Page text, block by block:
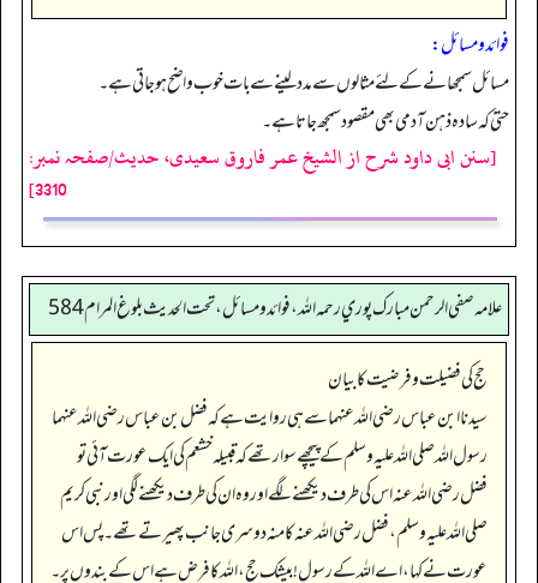
فوائد ومسائل:
مسائل سمجھانے کےلئے مثالوں سے مدد لینے سے بات خوب واضح ہوجاتی ہے۔
حتیٰ کہ سادہ ذہن آدمی بھی مقصود سمجھ جاتا ہے۔
[سنن ابی داود شرح از الشیخ عمر فاروق سعیدی، حدیث/صفحہ نمبر:
3310]
علامه صفي الرحمن مبارك پوري رحمه الله، فوائد و مسائل، تحت الحديث بلوغ المرام 584
حج کی فضیلت و فرضیت کا بیان
سیدنا ابن عباس رضی اللہ عنہما سے ہی روایت ہے کہ فضل بن عباس رضی اللہ عنہما
رسول اللہ صلی اللہ علیہ وسلم کے پیچھے سوار تھے کہ قبیلہ خشعم کی ایک عورت آئی تو
فضل رضی اللہ عنہ اس کی طرف دیکھنے لگے اور وہ ان کی طرف دیکھنے لگی اور نبی کریم
صلی اللہ علیہ وسلم ، فضل رضی اللہ عنہ کا منہ دوسری جانب پھیرتے تھے۔ پس اس
عورت نے کہا، اے اللہ کے رسول! بیشک حج، اللہ کا فرض ہے اس کے بندوں پر۔